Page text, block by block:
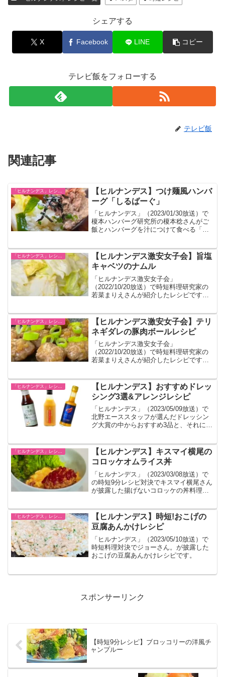
シェアする
X Facebook LINE コピー
テレビ飯をフォローする
テレビ飯
関連記事
【ヒルナンデス】つけ麺風ハンバ
ーグ「しるばーぐ」
「ヒルナンデス」（2023/01/30放送）で
榎本ハンバーグ研究所の榎本稔さんがご
飯とハンバーグを汁につけて食べる「し
「ヒルナンデス」レシピ一覧
【ヒルナンデス激安女子会】旨塩
キャベツのナムル
「ヒルナンデス激安女子会」
（2022/10/20放送）で時短料理研究家の
若菜まりえさんが紹介したレシピです。
【ヒルナンデス激安女子会】テリ
ネギダレの豚肉ボールレシピ
「ヒルナンデス激安女子会」
（2022/10/20放送）で時短料理研究家の
若菜まりえさんが紹介したレシピです。
【ヒルナンデス】おすすめドレッ
シング3選&アレンジレシピ
「ヒルナンデス」（2023/05/09放送）で
北野エーススタッフが選んだドレッシン
グ大賞の中からおすすめ3品と、それにあ
「ヒルナンデス」レシピ一覧
【ヒルナンデス】キスマイ横尾の
コロッケオムライス丼
「ヒルナンデス」（2023/03/08放送）で
の時短9分レシピ対決でキスマイ横尾さん
が披露した揚げないコロッケの丼料理で
「ヒルナンデス」レシピ一覧
【ヒルナンデス】時短!おこげの
豆腐あんかけレシピ
「ヒルナンデス」（2023/05/10放送）で
時短料理対決でジョーさん。が披露した
おこげの豆腐あんかけレシピです。
スポンサーリンク
【時短9分レシピ】ブロッコリーの洋風チ
ャンプルー